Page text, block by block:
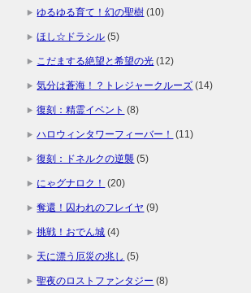
ゆるゆる育て！幻の聖樹 (10)
ほし☆ドラシル (5)
こだまする絶望と希望の光 (12)
気分は蒼海！？トレジャークルーズ (14)
復刻：精霊イベント (8)
ハロウィンタワーフィーバー！ (11)
復刻：ドネルクの逆襲 (5)
にゃグナロク！ (20)
奪還！囚われのフレイヤ (9)
挑戦！おでん城 (4)
天に漂う厄災の兆し (5)
聖夜のロストファンタジー (8)